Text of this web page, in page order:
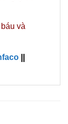
và